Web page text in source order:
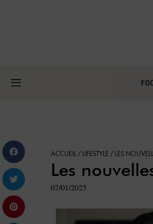
ACCUEIL / LIFESTYLE / LES
Les
07/01/2025